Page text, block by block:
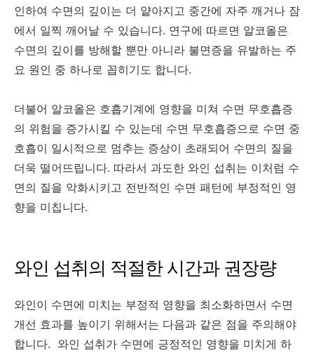
인하여 수면의 깊이는 더 얕아지고 중간에 자주 깨거나 잠
에서 일찍 깨어날 수 있습니다. 연구에 따르면 알코올은
수면의 깊이를 방해할 뿐만 아니라 불면증을 유발하는 주
요 원인 중 하나로 꼽히기도 합니다.
더불어 알코올은 호흡기계에 영향을 미쳐 수면 무호흡증
의 위험을 증가시킬 수 있는데 수면 무호흡증으로 수면 중
호흡이 일시적으로 멈추는 증상이 초래되어 수면의 질을
더욱 떨어뜨립니다. 따라서 과도한 와인 섭취는 이처럼 수
면의 질을 악화시키고 전반적인 수면 패턴에 부정적인 영
향을 미칩니다.
와인 섭취의 적절한 시간과 권장량
와인이 수면에 미치는 부정적 영향을 최소화하면서 수면
개선 효과를 높이기 위해서는 다음과 같은 점을 주의해야
합니다. 와인 섭취가 수면에 긍정적인 영향을 미치게 하